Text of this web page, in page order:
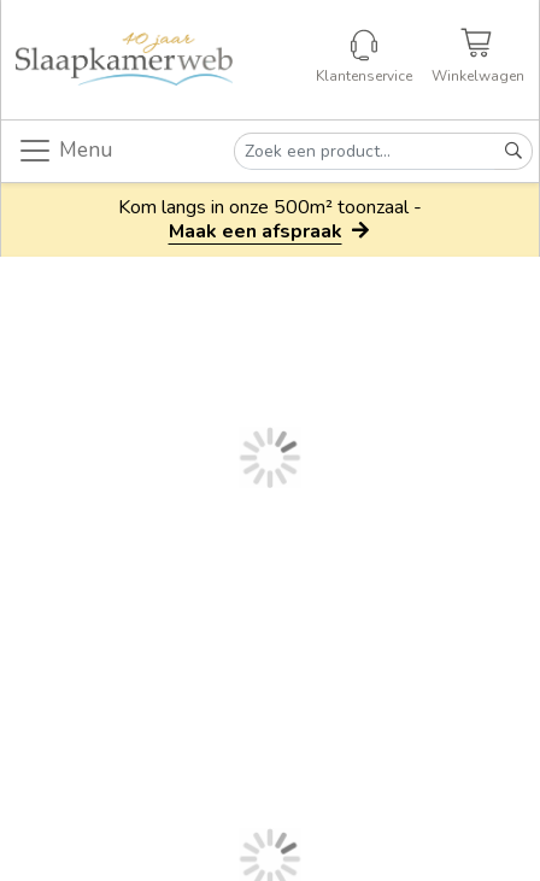
Klantenservice Winkelwagen
Menu
Kom langs in onze 500m² toonzaal -
Maak een afspraak